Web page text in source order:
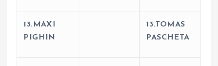
13.MAXI
PIGHIN
13.TOMAS
PASCHETA